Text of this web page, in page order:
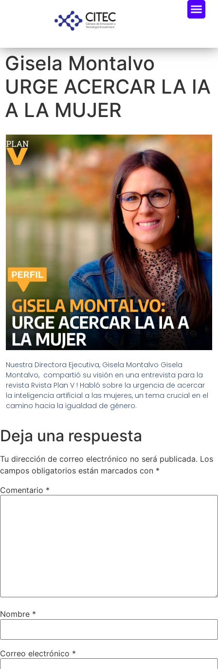
Gisela Montalvo
URGE ACERCAR LA IA
A LA MUJER
Nuestra Directora Ejecutiva, Gisela Montalvo Gisela
Montalvo, compartió su visión en una entrevista para la
revista Rvista Plan V ! Habló sobre la urgencia de acercar
la inteligencia artificial a las mujeres, un tema crucial en el
camino hacia la igualdad de género.
Deja una respuesta
Tu dirección de correo electrónico no será publicada. Los
campos obligatorios están marcados con *
Comentario *
Nombre *
Correo electrónico *